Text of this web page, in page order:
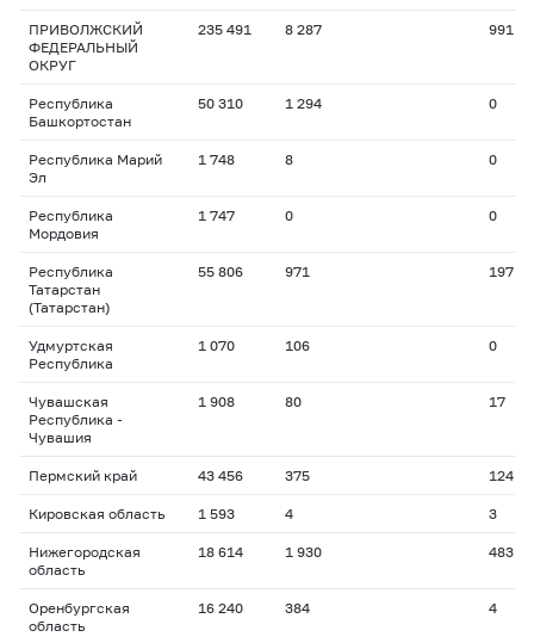
ПРИВОЛЖСКИЙ
ФЕДЕРАЛЬНЫЙ
ОКРУГ
235 491 8 287 991
Республика
Башкортостан
50 310 1 294 0
Республика Марий
Эл
1 748 8 0
Республика
Мордовия
1 747 0 0
Республика
Татарстан
(Татарстан)
55 806 971 197
Удмуртская
Республика
1 070 106 0
Чувашская
Республика -
Чувашия
1 908 80 17
Пермский край 43 456 375 124
Кировская область 1 593 4 3
Нижегородская
область
18 614 1 930 483
Оренбургская
область
16 240 384 4